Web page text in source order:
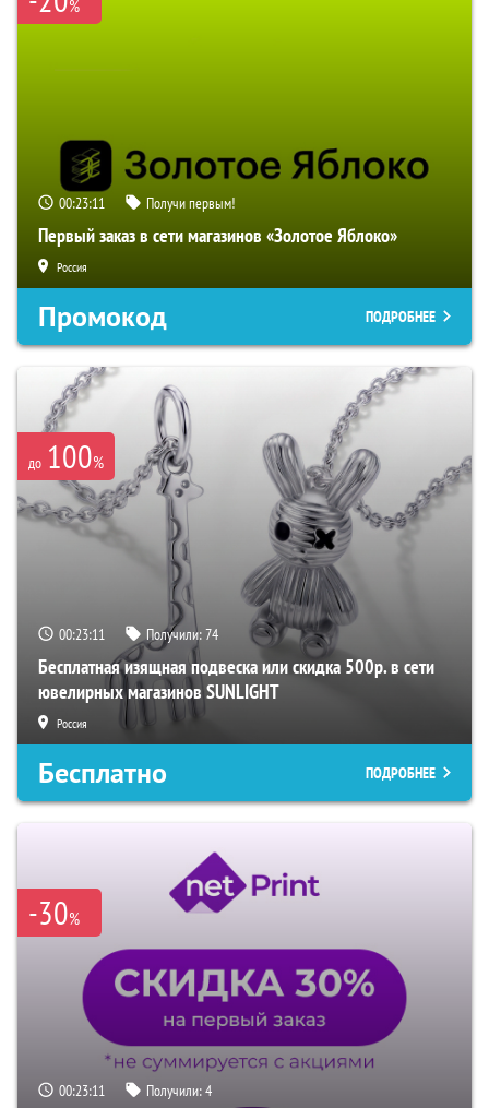
%
00:23:10 Получи первым!
Первый заказ в сети магазинов «Золотое Яблоко»
Россия
Промокод ПОДРОБНЕЕ
до 100%
00:23:10 Получили:74
Бесплатная изящная подвеска или скидка 500р. в сети
ювелирных магазинов SUNLIGHT
Россия
Бесплатно ПОДРОБНЕЕ
-30%
00:23:10 Получили:4